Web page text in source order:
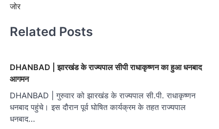
जोर
Related Posts
DHANBAD | झारखंड के राज्यपाल सीपी राधाकृष्णन का हुआ धनबाद
आगमन
DHANBAD | गुरुवार को झारखंड के राज्यपाल सी.पी. राधाकृष्णन
धनबाद पहुंचे। इस दौरान पूर्व घोषित कार्यक्रम के तहत राज्यपाल
धनबाद…